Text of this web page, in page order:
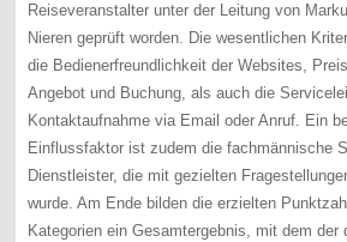
Reiseveranstalter unter der Leitung von
Nieren geprüft worden. Die wesentlichen
die Bedienerfreundlichkeit der Websites,
Angebot und Buchung, als auch die
Kontaktaufnahme via Email oder Anruf. Ein
Einflussfaktor ist zudem die fachmännische
Dienstleister, die mit gezielten
wurde. Am Ende bilden die erzielten
Kategorien ein Gesamtergebnis, mit dem der